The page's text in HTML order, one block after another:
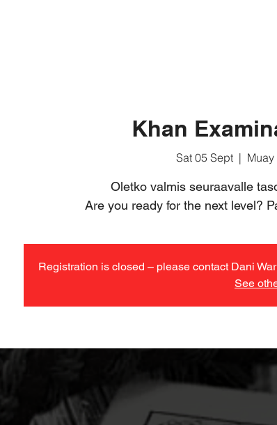
Khan
Sat 05 Sept
  |
Oletko valmis seuraavalle
Are you ready for the next level?
Registration is closed – please contact Dani
See